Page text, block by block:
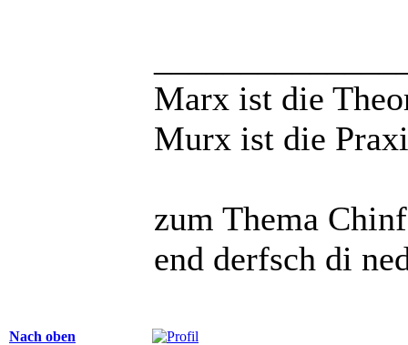
Marx ist die
Murx ist die
zum Thema
end derfsch di
Nach oben